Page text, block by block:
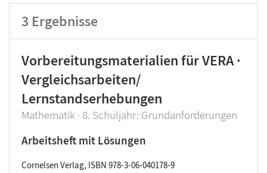
Klassenstufe
Produktart
3 Ergebnisse
Vorbereitungsmaterialien für VERA ·
Vergleichsarbeiten/
Lernstandserhebungen
Mathematik · 8. Schuljahr: Grundanforderungen
Arbeitsheft mit Lösungen
Cornelsen Verlag, ISBN 978-3-06-040178-9